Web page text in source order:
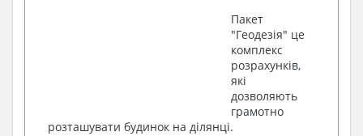
Пакет
"Геодезія" це
комплекс
розрахунків,
які
дозволяють
грамотно
розташувати будинок на ділянці.